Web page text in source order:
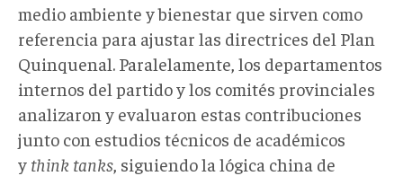
medio ambiente y bienestar que sirven como
referencia para ajustar las directrices del Plan
Quinquenal. Paralelamente, los departamentos
internos del partido y los comités provinciales
analizaron y evaluaron estas contribuciones
junto con estudios técnicos de académicos
y think tanks , siguiendo la lógica china de